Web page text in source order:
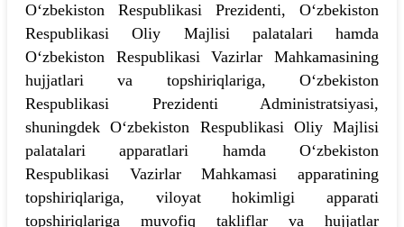
O‘zbekiston Respublikasi Prezidenti, O‘zbekiston
Respublikasi Oliy Majlisi palatalari hamda
O‘zbekiston Respublikasi Vazirlar Mahkamasining
hujjatlari va topshiriqlariga, O‘zbekiston
Respublikasi Prezidenti Administratsiyasi,
shuningdek O‘zbekiston Respublikasi Oliy Majlisi
palatalari apparatlari hamda O‘zbekiston
Respublikasi Vazirlar Mahkamasi apparatining
topshiriqlariga, viloyat hokimligi apparati
topshiriqlariga muvofiq takliflar va hujjatlar